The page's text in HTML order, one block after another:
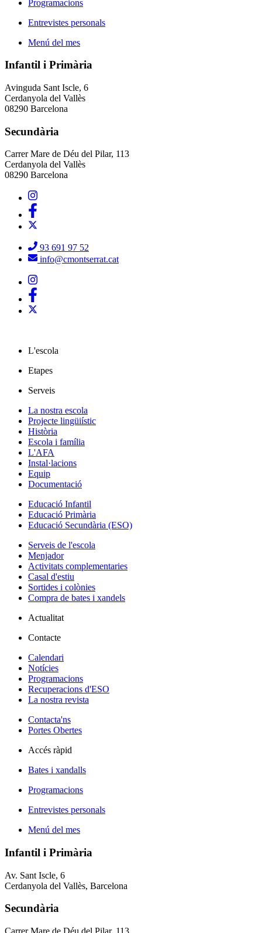
Programacions
Entrevistes personals
Menú del mes
Infantil i Primària
Avinguda Sant Iscle, 6
Cerdanyola del Vallès
08290 Barcelona
Secundària
Carrer Mare de Déu del Pilar, 113
Cerdanyola del Vallès
08290 Barcelona
93 691 97 52
info@cmontserrat.cat
L'escola
Etapes
Serveis
La nostra escola
Projecte lingüiístic
Història
Escola i família
L'AFA
Instal·lacions
Equip
Documentació
Educació Infantil
Educació Primària
Educació Secundària (ESO)
Serveis de l'escola
Menjador
Activitats complementaries
Casal d'estiu
Sortides i colònies
Compra de bates i xandels
Actualitat
Contacte
Calendari
Notícies
Programacions
Recuperacions d'ESO
La nostra revista
Contacta'ns
Portes Obertes
Accés ràpid
Bates i xandalls
Programacions
Entrevistes personals
Menú del mes
Infantil i Primària
Av. Sant Iscle, 6
Cerdanyola del Vallès, Barcelona
Secundària
Carrer Mare de Déu del Pilar, 113